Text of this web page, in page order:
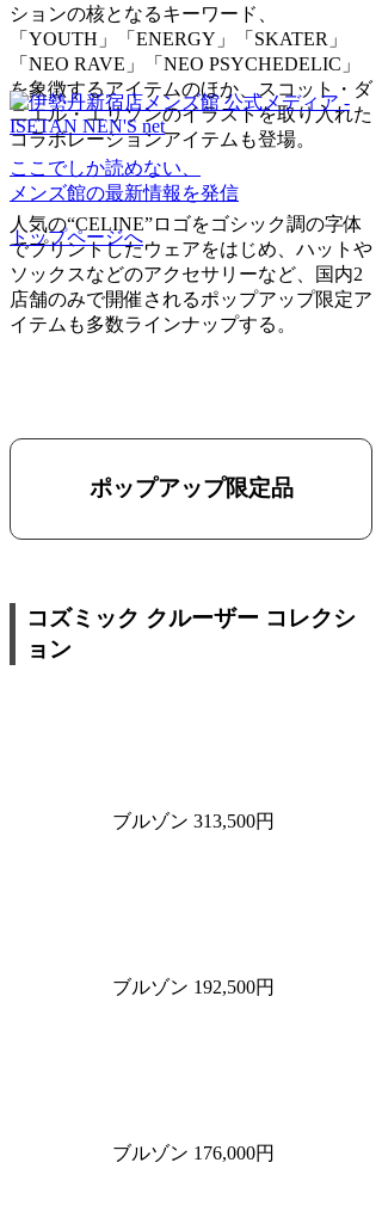
ションの核となるキーワード、
「YOUTH」「ENERGY」「SKATER」
「NEO RAVE」「NEO PSYCHEDELIC」
を象徴するアイテムのほか、スコット・ダ
ニエル・エリソンのイラストを取り入れた
コラボレーションアイテムも登場。
人気の“CELINE”ロゴをゴシック調の字体
でプリントしたウェアをはじめ、ハットや
ソックスなどのアクセサリーなど、国内2
店舗のみで開催されるポップアップ限定ア
イテムも多数ラインナップする。
ポップアップ限定品
コズミック クルーザー コレクシ
ョン
ブルゾン 313,500円
ブルゾン 192,500円
ブルゾン 176,000円
ここでしか読めない、
メンズ館の最新情報を発信
トップページへ